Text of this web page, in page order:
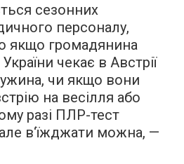
сезонних
персоналу,
якщо громадянина
чекає в Австрії
чи якщо вони
на весілля або
разі ПЛР-тест
в‘їжджати можна, —